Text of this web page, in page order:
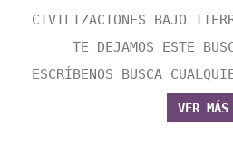
CIVILIZACIONES BAJO
TE DEJAMOS ESTE
ESCRÍBENOS BUSCA
VER MÁS